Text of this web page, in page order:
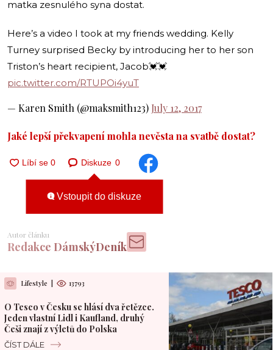
matka zesnulého syna dostat.
Here’s a video I took at my friends wedding. Kelly
Turney surprised Becky by introducing her to her son
Triston’s heart recipient, Jacob💓💓
pic.twitter.com/RTUPOi4yuT
— Karen Smith (@maksmith123) July 12, 2017
Jaké lepší překvapení mohla nevěsta na svatbě dostat?
Diskuze 0
Vstoupit do diskuze
Autor článku
Redakce DámskýDeník
Lifestyle 13793
O Tesco v Česku se hlásí dva řetězce.
Jeden vlastní Lidl i Kaufland, druhý
Češi znají z výletů do Polska
ČÍST DÁLE